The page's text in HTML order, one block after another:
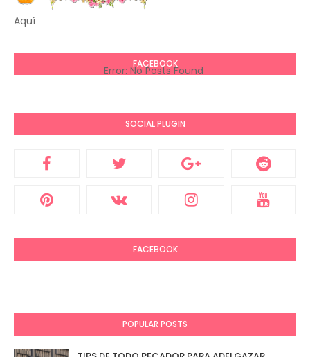
Aquí
FACEBOOK
Error: No Posts Found
SOCIAL PLUGIN
FACEBOOK
POPULAR POSTS